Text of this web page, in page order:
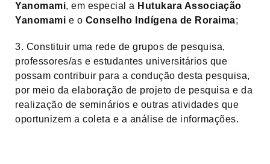
Yanomami, em especial a Hutukara Associação
Yanomami e o Conselho Indígena de Roraima;
3. Constituir uma rede de grupos de pesquisa,
professores/as e estudantes universitários que
possam contribuir para a condução desta pesquisa,
por meio da elaboração de projeto de pesquisa e da
realização de seminários e outras atividades que
oportunizem a coleta e a análise de informações.